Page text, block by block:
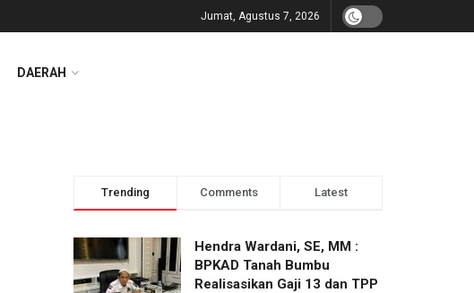
Jumat, Agustus 7, 2026
DAERAH
Trending Comments Latest
Hendra Wardani, SE, MM :
BPKAD Tanah Bumbu
Realisasikan Gaji 13 dan TPP